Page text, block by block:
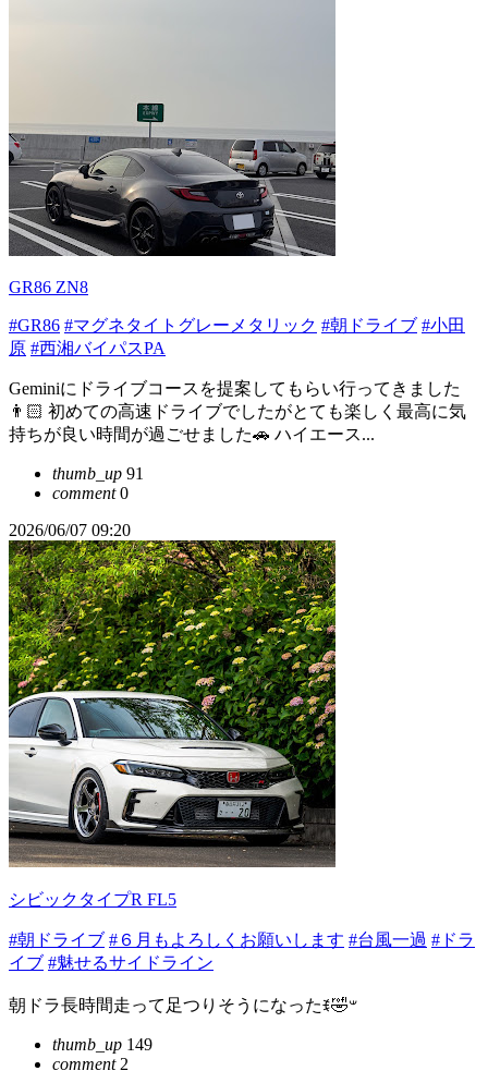
GR86 ZN8
#GR86 #マグネタイトグレーメタリック #朝ドライブ #小田
原 #西湘バイパスPA
Geminiにドライブコースを提案してもらい行ってきました
👨🏻 初めての高速ドライブでしたがとても楽しく最高に気
持ちが良い時間が過ごせました🚗 ハイエース...
thumb_up 91
comment0
2026/06/07 09:20
シビックタイプR FL5
#朝ドライブ #６月もよろしくお願いします #台風一過 #ドラ
イブ #魅せるサイドライン
朝ドラ長時間走って足つりそうになったꉂ🤣𐤔
thumb_up 149
comment2